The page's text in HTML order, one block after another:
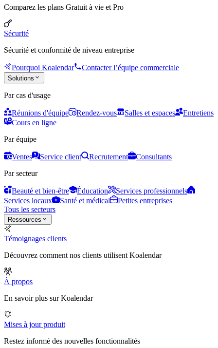
Comparez les plans Gratuit à vie et Pro
Sécurité
Sécurité et conformité de niveau entreprise
Pourquoi Koalendar Contacter l’équipe commerciale
Solutions
Par cas d'usage
Réunions d'équipe Rendez-vous Salles et espaces
Entretiens
Cours en ligne
Par équipe
Ventes Service client Recrutement
Consultants
Par secteur
Beauté et bien-être Éducation
Services professionnels
Services locaux
Santé et médical
Petites entreprises
Tous les secteurs
Ressources
Témoignages clients
Découvrez comment nos clients utilisent Koalendar
À propos
En savoir plus sur Koalendar
Mises à jour produit
Restez informé des nouvelles fonctionnalités